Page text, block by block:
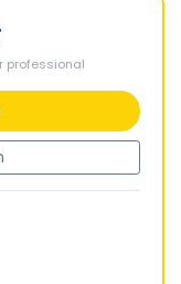
professional